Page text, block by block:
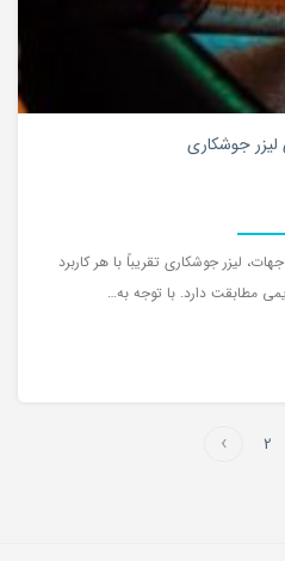
لیزر جوشکاری
لیزر جوشکاری تقریباً با هر کاربرد
مطابقت دارد. با توجه به…
2